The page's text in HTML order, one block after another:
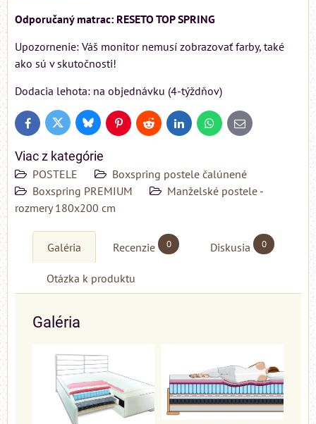
Odporučaný matrac: RESETO TOP SPRING
Upozornenie: Váš monitor nemusí zobrazovať farby, také
ako sú v skutočnosti!
Dodacia lehota: na objednávku (4-týždňov)
FacebookTwitter BlueskyPinterestReddit LinkedInWhatsApp
E-
mail
Viac z kategórie
POSTELE
Boxspring postele čalúnené
Boxspring PREMIUM
Manželské postele -
rozmery 180x200 cm
Galéria Recenzie 0 Diskusia 0
Otázka k produktu
Galéria